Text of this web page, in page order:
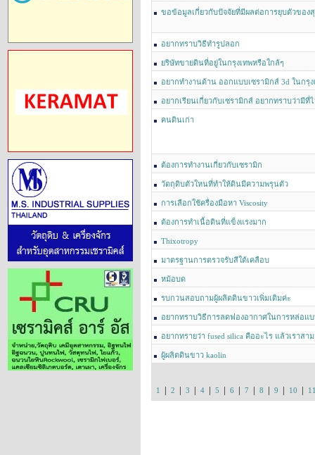
ขอข้อมูลเกี่ยวกับปัจจัยที่มีผลต่อการยุบตัวขอ
อยากทราบวิธีทํารูปลอก
ยริษัทขายดินที่อยู่ในกรุงเทพหรือใกล้ๆ
อยากทำงานด้าน ออกแบบเซรามิกส์ 3d ในกรุ
อยากเรียนเกี่ยวกับเซรามิกส์ อยากทราบว่ามี
คนดินเก่า
ต้องการทำงานเกี่ยวกับเซรามิก
วัตถุดิบตัวใหนที่ทำให้ดินมีความพรุนตัว
การเลือกใช้ครื่องมือหา Viscosity
ต้องการทำเนื้อดินที่แข็งแรงมาก
Thixotropy
มาตรฐานการตรวจรับสีใต้เคลือบ
หม้อบด
รบกวนสอบถามผู้ผลิตดินขาวเพิ่มเติมค่ะ
อยากทราบวิธีการลดฟองอากาศในการหล่อแ
อยากทรายว่า fused silica คืออะไร แล้วเราสา
แกลบข้าวมาทำได้ไหม ขอแนวทางหน่อยค่ะ
ผู้ผลิตดินขาว kaolin
1 | 2 | 3 | 4 | 5 | 6 | 7 | 8 | 9 | 10 |